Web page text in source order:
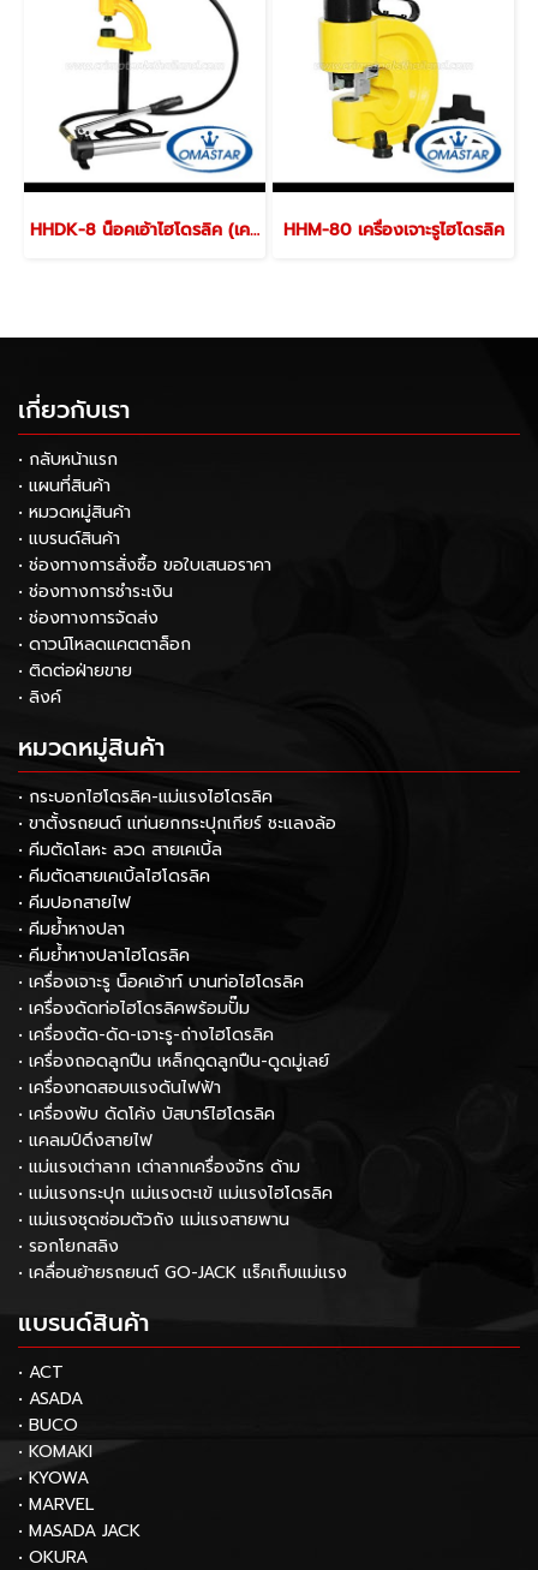
HHDK-8 น็อคเอ้าไฮโดรลิค (เครื่องเจาะรูไฮโดรลิค) ขนาด 6.5 ตัน พร้อมลูก 22,27,34,43,49,60 มม. (แบบไม่รวมปั๊ม - พร้อมปั๊ม) HHM-80 เครื่องเจาะรูไฮโดรลิค
เกี่ยวกับเรา
• กลับหน้าแรก
• แผนที่สินค้า
• หมวดหมู่สินค้า
• แบรนด์สินค้า
• ช่องทางการสั่งซื้อ ขอใบเสนอราคา
• ช่องทางการชำระเงิน
• ช่องทางการจัดส่ง
• ดาวน์โหลดแคตตาล็อก
• ติดต่อฝ่ายขาย
• ลิงค์
หมวดหมู่สินค้า
• กระบอกไฮโดรลิค-แม่แรงไฮโดรลิค
• ขาตั้งรถยนต์ แท่นยกกระปุกเกียร์ ชะแลงล้อ
• คีมตัดโลหะ ลวด สายเคเบิ้ล
• คีมตัดสายเคเบิ้ลไฮโดรลิค
• คีมปอกสายไฟ
• คีมย้ำหางปลา
• คีมย้ำหางปลาไฮโดรลิค
• เครื่องเจาะรู น็อคเอ้าท์ บานท่อไฮโดรลิค
• เครื่องดัดท่อไฮโดรลิคพร้อมปั๊ม
• เครื่องตัด-ดัด-เจาะรู-ถ่างไฮโดรลิค
• เครื่องถอดลูกปืน เหล็กดูดลูกปืน-ดูดมู่เลย์
• เครื่องทดสอบแรงดันไฟฟ้า
• เครื่องพับ ดัดโค้ง บัสบาร์ไฮโดรลิค
• แคลมป์ดึงสายไฟ
• แม่แรงเต่าลาก เต่าลากเครื่องจักร ด้าม
• แม่แรงกระปุก แม่แรงตะเข้ แม่แรงไฮโดรลิค
• แม่แรงชุดซ่อมตัวถัง แม่แรงสายพาน
• รอกโยกสลิง
• เคลื่อนย้ายรถยนต์ GO-JACK แร็คเก็บแม่แรง
แบรนด์สินค้า
• ACT
• ASADA
• BUCO
• KOMAKI
• KYOWA
• MARVEL
• MASADA JACK
• OKURA